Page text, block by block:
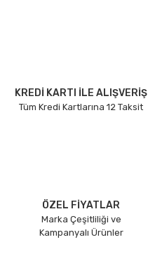
KREDİ KARTI İLE ALIŞVERİŞ
Tüm Kredi Kartlarına 12 Taksit
ÖZEL FİYATLAR
Marka Çeşitliliği ve
Kampanyalı Ürünler